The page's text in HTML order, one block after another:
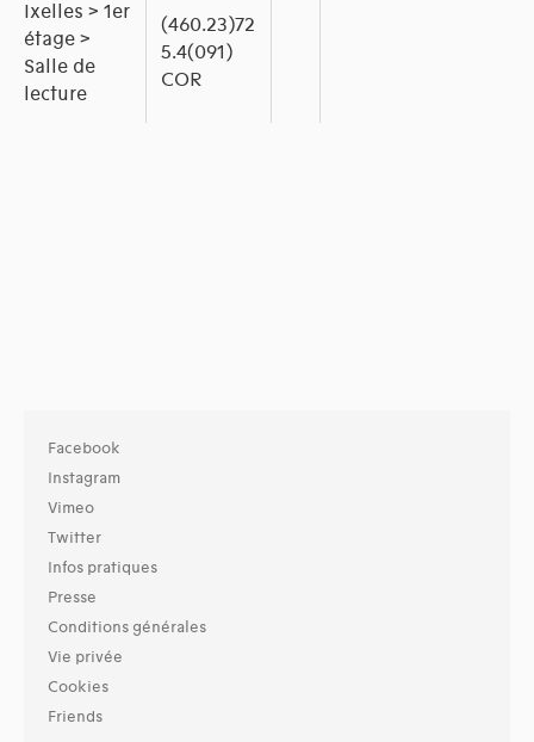
Ixelles > 1er
étage >
Salle de
lecture
(460.23)72
5.4(091)
COR
Facebook
Instagram
Vimeo
Twitter
Infos pratiques
Presse
Conditions générales
Vie privée
Cookies
Friends